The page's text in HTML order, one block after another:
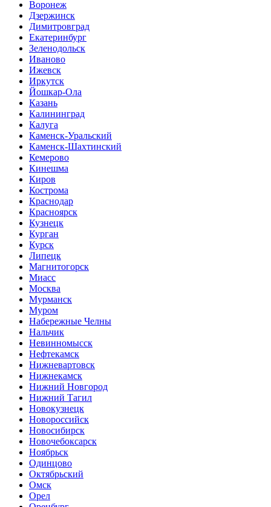
Воронеж
Дзержинск
Димитровград
Екатеринбург
Зеленодольск
Иваново
Ижевск
Иркутск
Йошкар-Ола
Казань
Калининград
Калуга
Каменск-Уральский
Каменск-Шахтинский
Кемерово
Кинешма
Киров
Кострома
Краснодар
Красноярск
Кузнецк
Курган
Курск
Липецк
Магнитогорск
Миасс
Москва
Мурманск
Муром
Набережные Челны
Нальчик
Невинномысск
Нефтекамск
Нижневартовск
Нижнекамск
Нижний Новгород
Нижний Тагил
Новокузнецк
Новороссийск
Новосибирск
Новочебоксарск
Ноябрьск
Одинцово
Октябрьский
Омск
Орел